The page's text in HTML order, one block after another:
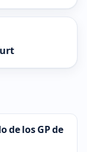
de los GP de